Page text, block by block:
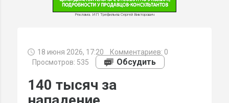
Реклама. ИП Трефильев Сергей Викторович
18 июня 2026, 17:20 Комментариев: 0
Просмотров: 535
Обсудить
140 тысяч за